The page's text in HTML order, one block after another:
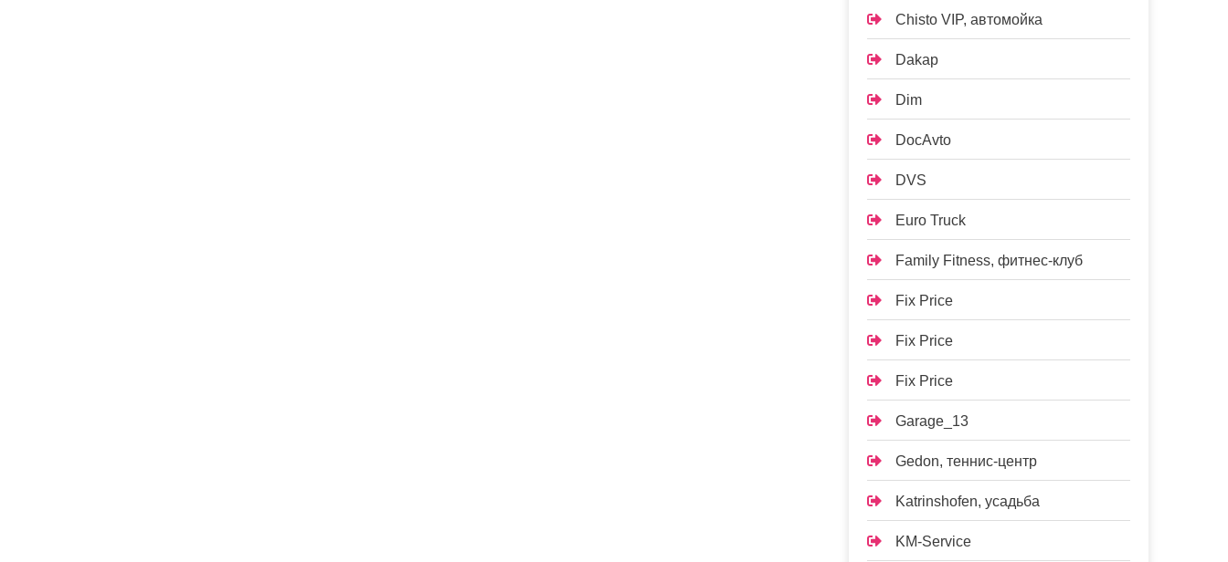
Chisto VIP, автомойка
Dakap
Dim
DocAvto
DVS
Euro Truck
Family Fitness, фитнес-клуб
Fix Price
Fix Price
Fix Price
Garage_13
Gedon, теннис-центр
Katrinshofen, усадьба
KM-Service